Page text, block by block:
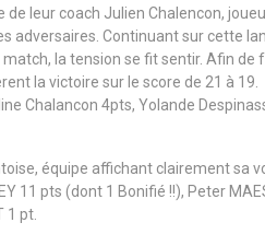
leur coach Julien Chalencon,
adversaires. Continuant sur cette
la tension se fit sentir. Afin
la victoire sur le score de 21 à 19.
Chalancon 4pts, Yolande
équipe affichant clairement sa
11 pts (dont 1 Bonifié !!), Peter
1 pt.